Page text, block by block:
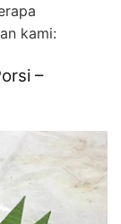
kami:
–